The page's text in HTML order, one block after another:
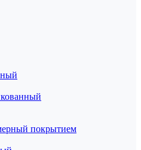
покрытием